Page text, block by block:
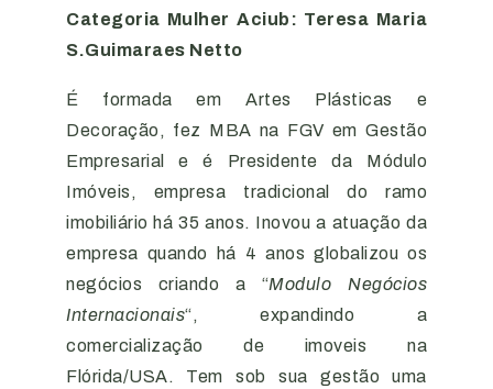
Categoria Mulher Aciub: Teresa Maria
S.Guimaraes Netto
É formada em Artes Plásticas e
Decoração, fez MBA na FGV em Gestão
Empresarial e é Presidente da Módulo
Imóveis, empresa tradicional do ramo
imobiliário há 35 anos. Inovou a atuação da
empresa quando há 4 anos globalizou os
negócios criando a “Modulo Negócios
Internacionais“, expandindo a
comercialização de imoveis na
Flórida/USA. Tem sob sua gestão uma